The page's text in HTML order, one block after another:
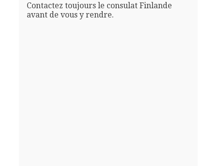
Contactez toujours le consulat Finlande
avant de vous y rendre.